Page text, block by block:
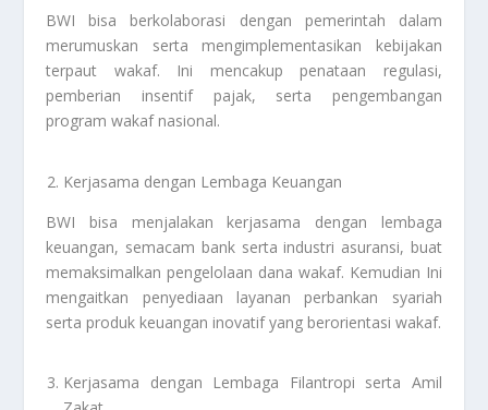
BWI bisa berkolaborasi dengan pemerintah dalam
merumuskan serta mengimplementasikan kebijakan
terpaut wakaf. Ini mencakup penataan regulasi,
pemberian insentif pajak, serta pengembangan
program wakaf nasional.
Kerjasama dengan Lembaga Keuangan
BWI bisa menjalakan kerjasama dengan lembaga
keuangan, semacam bank serta industri asuransi, buat
memaksimalkan pengelolaan dana wakaf. Kemudian Ini
mengaitkan penyediaan layanan perbankan syariah
serta produk keuangan inovatif yang berorientasi wakaf.
Kerjasama dengan Lembaga Filantropi serta Amil